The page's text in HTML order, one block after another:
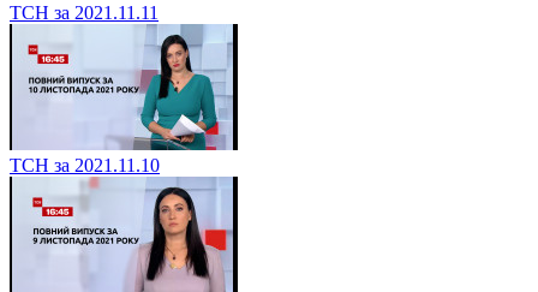
ТСН за 2021.11.11
ТСН за 2021.11.10